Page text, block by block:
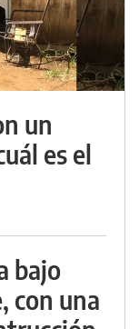
un
es el
bajo
con una